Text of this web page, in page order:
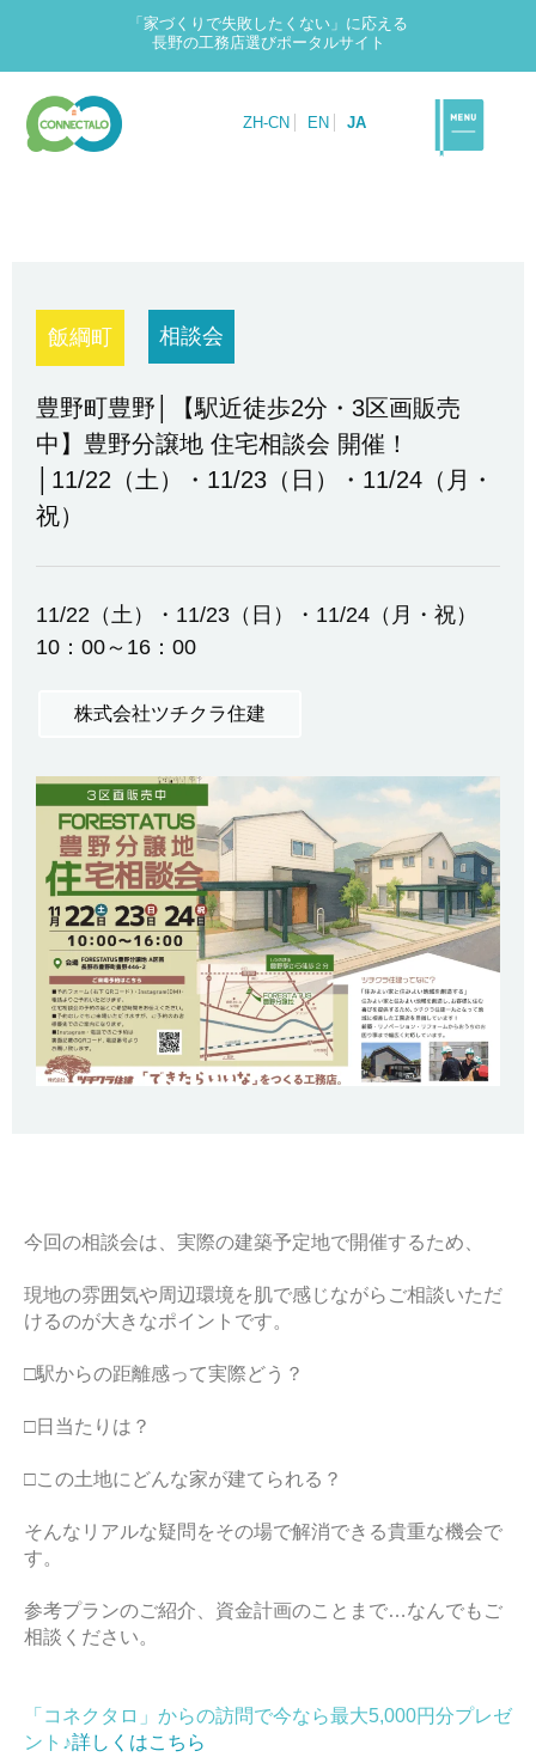
「家づくりで失敗したくない」に応える
長野の工務店選びポータルサイト
ZH-CN EN JA
飯綱町 相談会
豊野町豊野│【駅近徒歩2分・3区画販売
中】豊野分譲地 住宅相談会 開催！
│11/22（土）・11/23（日）・11/24（月・
祝）
11/22（土）・11/23（日）・11/24（月・祝）
10：00～16：00
株式会社ツチクラ住建
今回の相談会は、実際の建築予定地で開催するため、
現地の雰囲気や周辺環境を肌で感じながらご相談いただ
けるのが大きなポイントです。
□駅からの距離感って実際どう？
□日当たりは？
□この土地にどんな家が建てられる？
そんなリアルな疑問をその場で解消できる貴重な機会で
す。
参考プランのご紹介、資金計画のことまで…なんでもご
相談ください。
「コネクタロ」からの訪問で今なら最大5,000円分プレゼ
ント♪詳しくはこちら